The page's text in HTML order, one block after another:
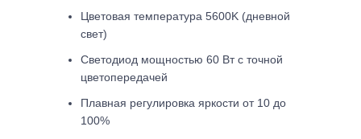
Цветовая температура 5600K (дневной
свет)
Светодиод мощностью 60 Вт с точной
цветопередачей
Плавная регулировка яркости от 10 до
100%